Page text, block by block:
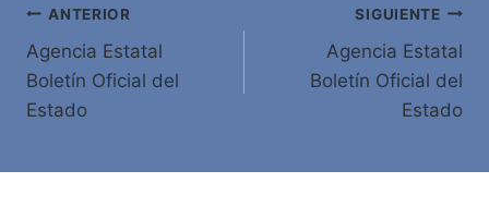
Navegación
de
entradas
ANTERIOR
Agencia Estatal
Boletín Oficial del
Estado
SIGUIENTE
Agencia Estatal
Boletín Oficial del
Estado